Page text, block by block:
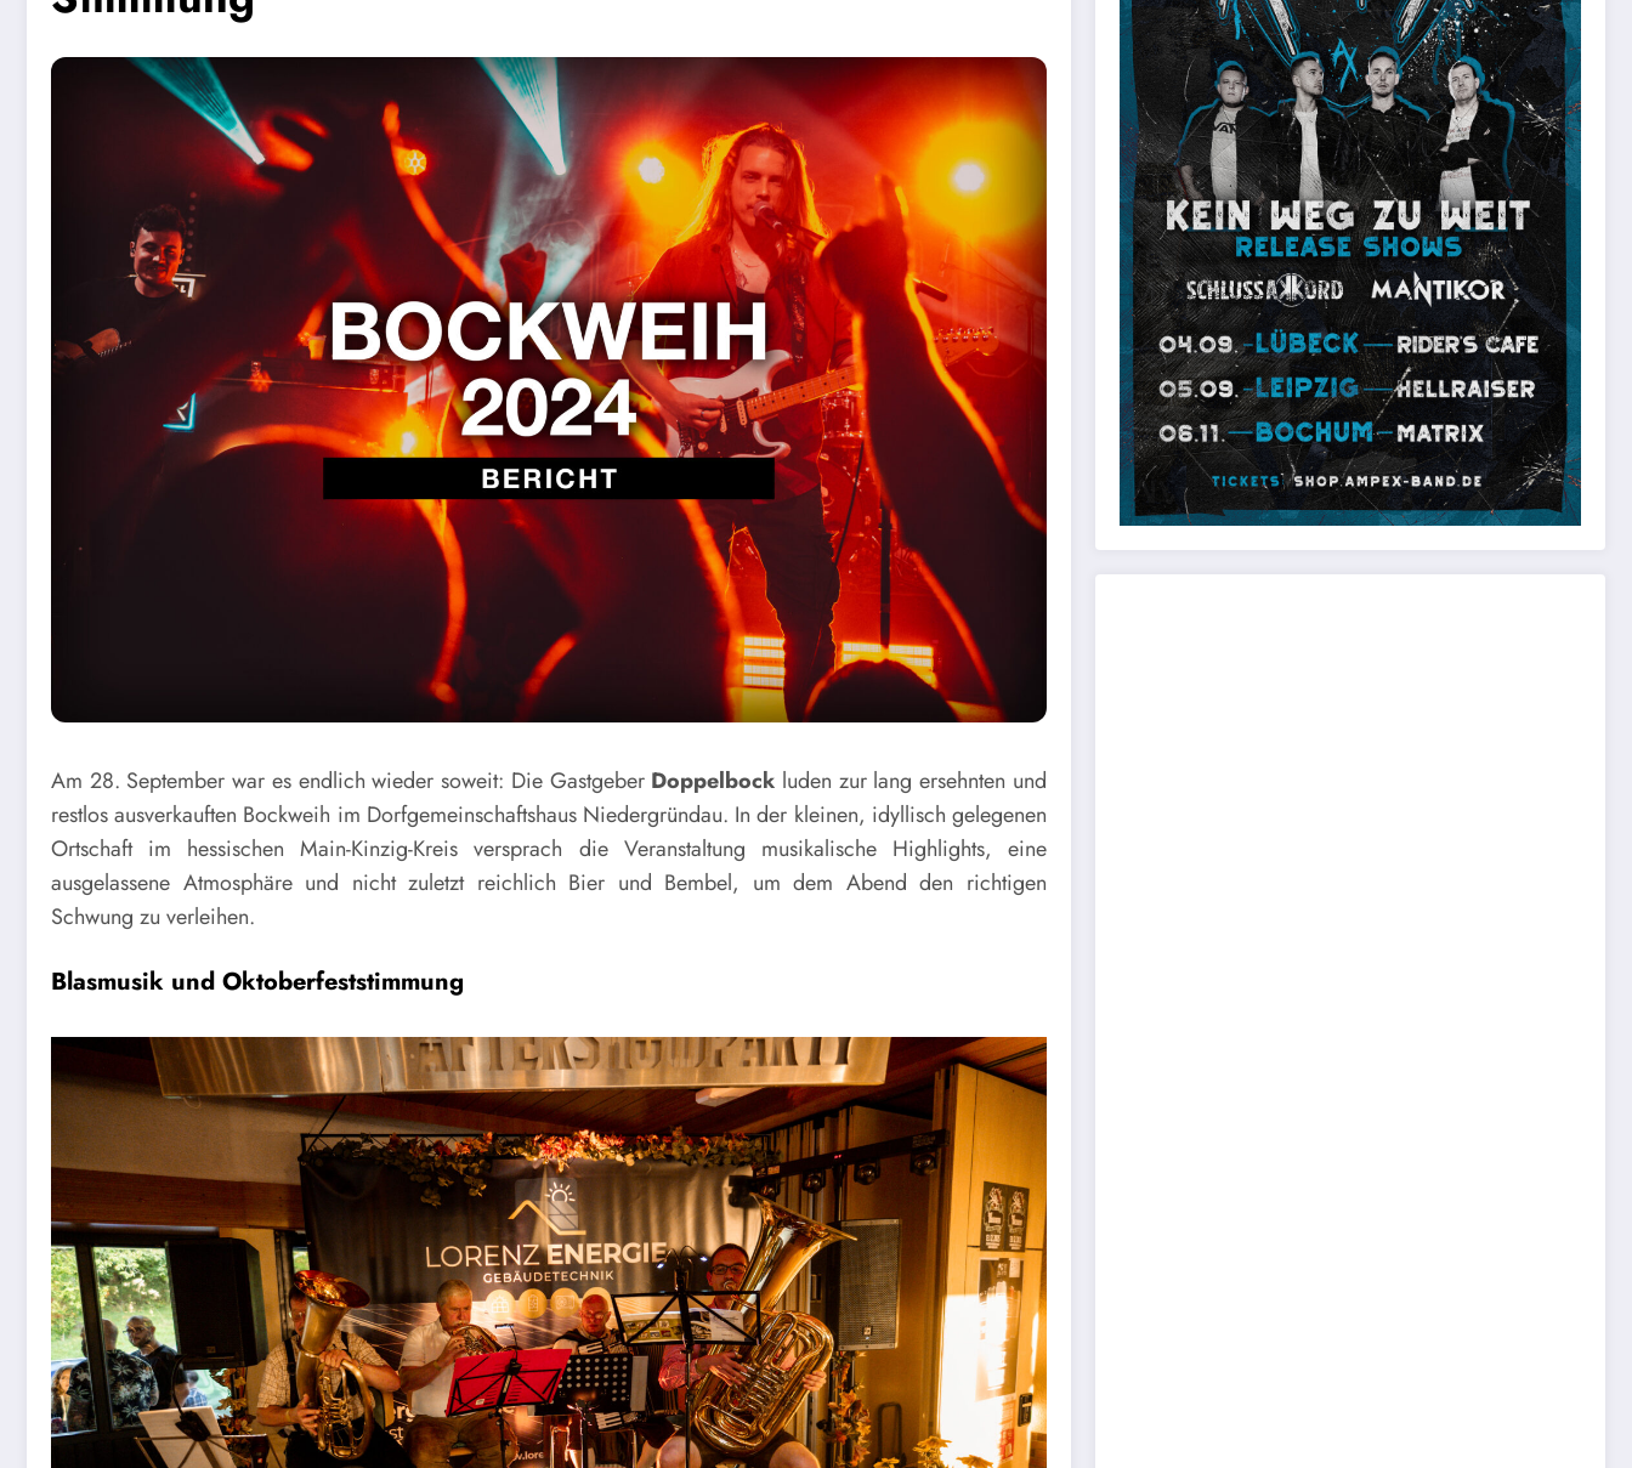
Am 28. September war es endlich wieder soweit: Die Gastgeber Doppelbock luden zur lang ersehnten und
restlos ausverkauften Bockweih im Dorfgemeinschaftshaus Niedergründau. In der kleinen, idyllisch gelegenen
Ortschaft im hessischen Main-Kinzig-Kreis versprach die Veranstaltung musikalische Highlights, eine
ausgelassene Atmosphäre und nicht zuletzt reichlich Bier und Bembel, um dem Abend den richtigen
Schwung zu verleihen.
Blasmusik und Oktoberfeststimmung